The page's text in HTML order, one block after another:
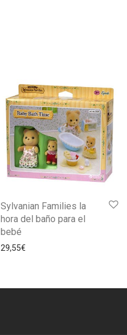
Sylvanian Families la
hora del baño para el
bebé
29,55€